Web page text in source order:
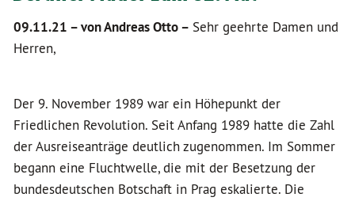
09.11.21 –von Andreas Otto – Sehr geehrte Damen und
Herren,
Der 9. November 1989 war ein Höhepunkt der
Friedlichen Revolution. Seit Anfang 1989 hatte die Zahl
der Ausreiseanträge deutlich zugenommen. Im Sommer
begann eine Fluchtwelle, die mit der Besetzung der
bundesdeutschen Botschaft in Prag eskalierte. Die